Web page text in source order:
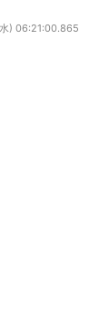
) 06:21:00.865